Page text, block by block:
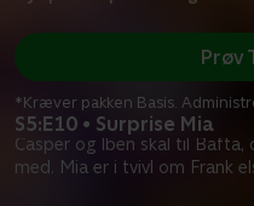
S5:E10 • Surprise Mia
Casper og Iben skal til Bafta,
med. Mia er i tvivl om Frank
Prøv
*Kræver pakken Basis.